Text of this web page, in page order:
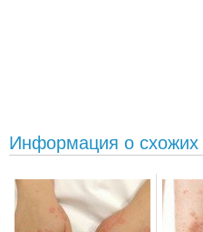
Информация о схожих